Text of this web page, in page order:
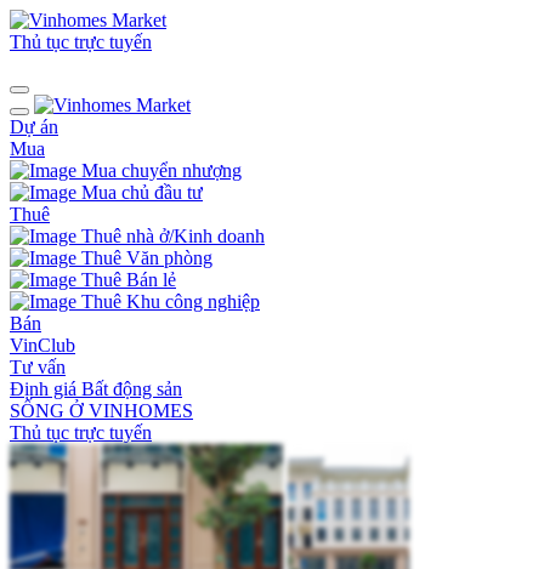
Thủ tục trực tuyến
Dự án
Mua
Mua chuyển nhượng
Mua chủ đầu tư
Thuê
Thuê nhà ở/Kinh doanh
Thuê Văn phòng
Thuê Bán lẻ
Thuê Khu công nghiệp
Bán
VinClub
Tư vấn
Định giá Bất động sản
SỐNG Ở VINHOMES
Thủ tục trực tuyến